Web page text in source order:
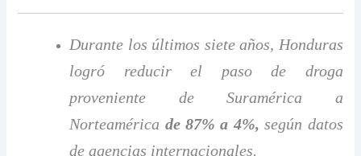
Durante los últimos siete años, Honduras
logró reducir el paso de droga
proveniente de Suramérica a
Norteamérica de 87% a 4%, según datos
de agencias internacionales.